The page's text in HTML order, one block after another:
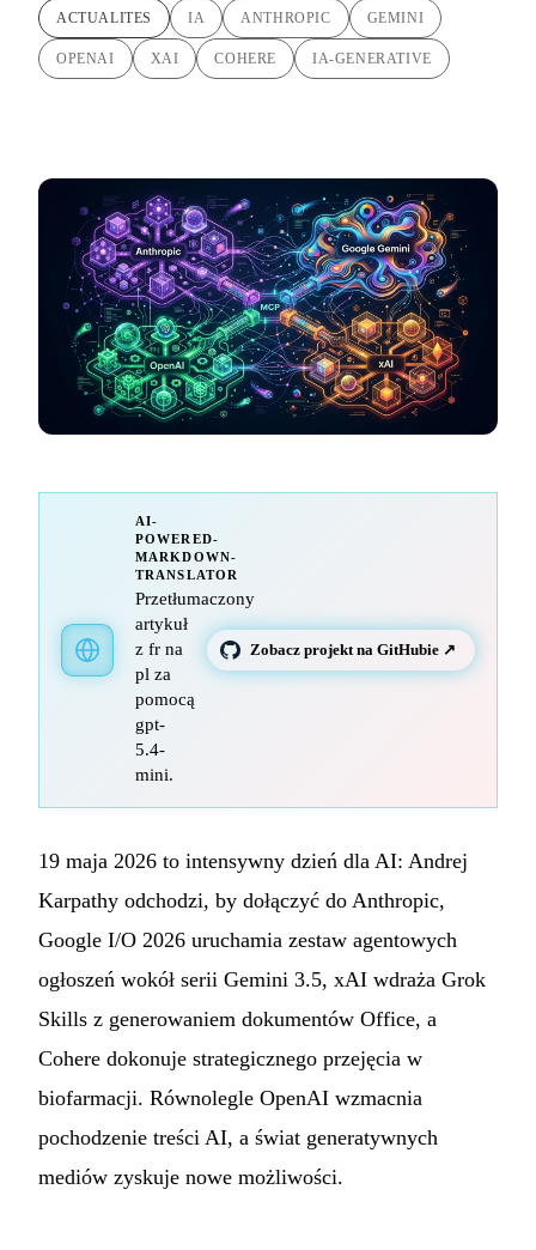
ACTUALITES IA ANTHROPIC GEMINI
OPENAI XAI COHERE IA-GENERATIVE
AI-
POWERED-
MARKDOWN-
TRANSLATOR
Przetłumaczony
artykuł
z fr na
pl za
pomocą
gpt-
5.4-
mini.
Zobacz projekt na GitHubie ↗
19 maja 2026 to intensywny dzień dla AI: Andrej
Karpathy odchodzi, by dołączyć do Anthropic,
Google I/O 2026 uruchamia zestaw agentowych
ogłoszeń wokół serii Gemini 3.5, xAI wdraża Grok
Skills z generowaniem dokumentów Office, a
Cohere dokonuje strategicznego przejęcia w
biofarmacji. Równolegle OpenAI wzmacnia
pochodzenie treści AI, a świat generatywnych
mediów zyskuje nowe możliwości.